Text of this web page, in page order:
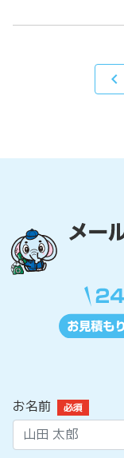
chevron_left
お名前 必須